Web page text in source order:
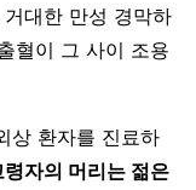
대한 만성 경막하
혈이 그 사이 조용
상 환자를 진료하
령자의 머리는 젊은